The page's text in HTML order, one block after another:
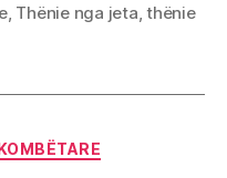
, Thënie nga jeta,thënie